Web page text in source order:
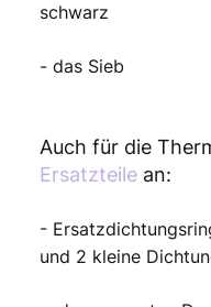
schwarz
- das Sieb
Auch für die
Ersatzteile an:
-
und 2 kleine